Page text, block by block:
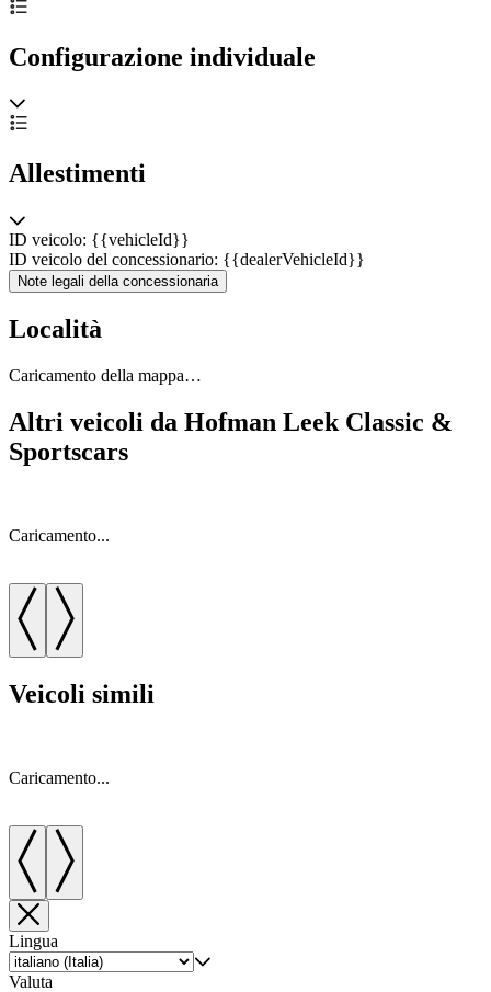
Configurazione individuale
Allestimenti
ID veicolo: {{vehicleId}}
ID veicolo del concessionario: {{dealerVehicleId}}
Note legali della concessionaria
Località
Caricamento della mappa…
Altri veicoli da Hofman Leek Classic &
Sportscars
Caricamento...
Veicoli simili
Caricamento...
Lingua
Valuta